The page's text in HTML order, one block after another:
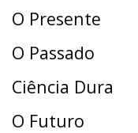
O Presente
O Passado
Ciência Dura
O Futuro